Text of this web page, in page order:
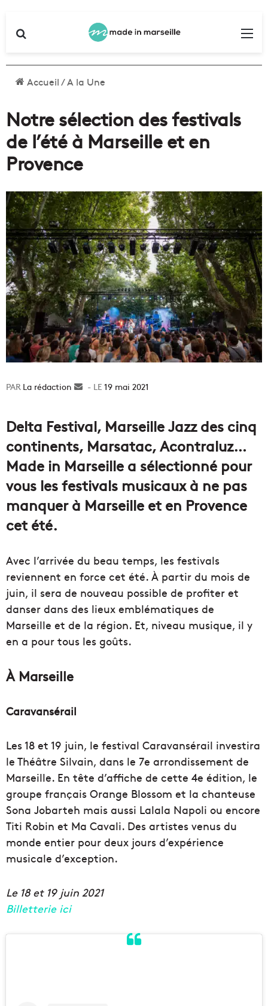
Accueil/A la Une
Notre sélection des festivals
de l’été à Marseille et en
Provence
La rédaction
Envoyer19 mai 2021
Delta Festival, Marseille Jazz des cinq
continents, Marsatac, Acontraluz…
Made in Marseille a sélectionné pour
vous les festivals musicaux à ne pas
manquer à Marseille et en Provence
cet été.
Avec l’arrivée du beau temps, les festivals
reviennent en force cet été. À partir du mois de
juin, il sera de nouveau possible de profiter et
danser dans des lieux emblématiques de
Marseille et de la région. Et, niveau musique, il y
en a pour tous les goûts.
À Marseille
Caravansérail
Les 18 et 19 juin, le festival Caravansérail investira
le Théâtre Silvain, dans le 7e arrondissement de
Marseille. En tête d’affiche de cette 4e édition, le
groupe français Orange Blossom et la chanteuse
Sona Jobarteh mais aussi Lalala Napoli ou encore
Titi Robin et Ma Cavali. Des artistes venus du
monde entier pour deux jours d’expérience
musicale d’exception.
Le 18 et 19 juin 2021
Billetterie ici